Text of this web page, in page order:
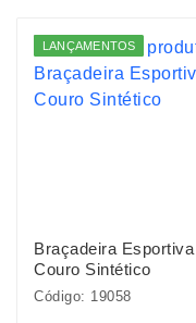
LANÇAMENTOS
Braçadeira Esportiva
Couro Sintético
Código: 19058